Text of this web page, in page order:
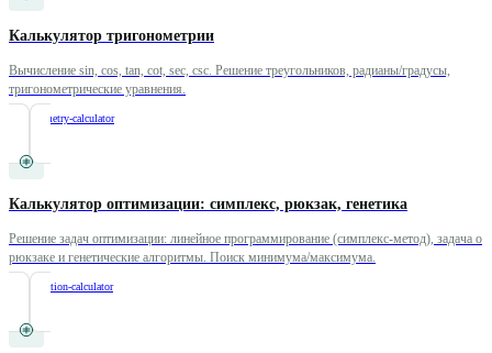
Калькулятор тригонометрии
Вычисление sin, cos, tan, cot, sec, csc. Решение треугольников, радианы/градусы,
тригонометрические уравнения.
trigonometry-calculator
Калькулятор оптимизации: симплекс, рюкзак, генетика
Решение задач оптимизации: линейное программирование (симплекс-метод), задача о
рюкзаке и генетические алгоритмы. Поиск минимума/максимума.
optimization-calculator